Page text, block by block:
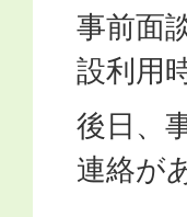
事前面
設利用
後日、
連絡が